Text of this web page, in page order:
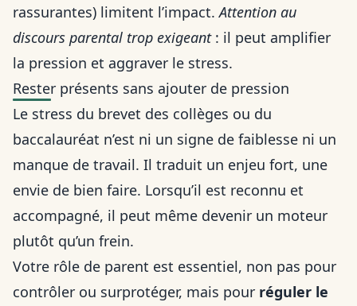
rassurantes) limitent l’impact.Attention au
discours parental trop exigeant: il peut amplifier
la pression et aggraver le stress.
Rester présents sans ajouter de pression
Le stress du brevet des collèges ou du
baccalauréat n’est ni un signe de faiblesse ni un
manque de travail. Il traduit un enjeu fort, une
envie de bien faire. Lorsqu’il est reconnu et
accompagné, il peut même devenir un moteur
plutôt qu’un frein.
Votre rôle de parent est essentiel, non pas pour
contrôler ou surprotéger, mais pour réguler le